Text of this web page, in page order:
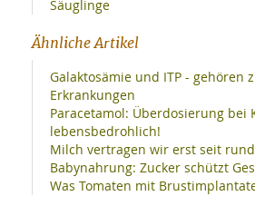
Säuglinge
Ähnliche Artikel
Galaktosämie und ITP - gehören
Erkrankungen
Paracetamol: Überdosierung bei
lebensbedrohlich!
Milch vertragen wir erst seit rund
Babynahrung: Zucker schützt
Was Tomaten mit